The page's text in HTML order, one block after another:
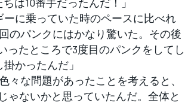
ーに乗っていた時のペースに比べれ
のパンクにはかなり驚いた。その後
ったところで3度目のパンクをしてし
かったんだ」
々な問題があったことを考えると、
ゃないかと思っていたんだ。全体と